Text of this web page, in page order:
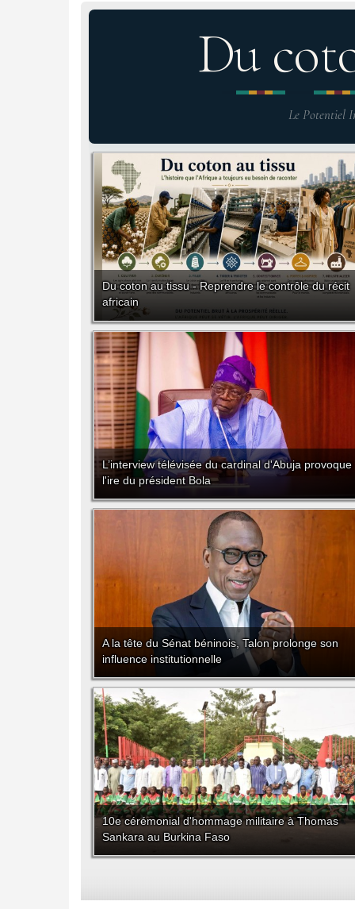
Du
Le Potentiel
Du coton au tissu - Reprendre le contrôle du récit
africain
L’interview télévisée du cardinal d'Abuja provoque
l'ire du président Bola
A la tête du Sénat béninois, Talon prolonge son
influence institutionnelle
10e cérémonial d'hommage militaire à Thomas
Sankara au Burkina Faso